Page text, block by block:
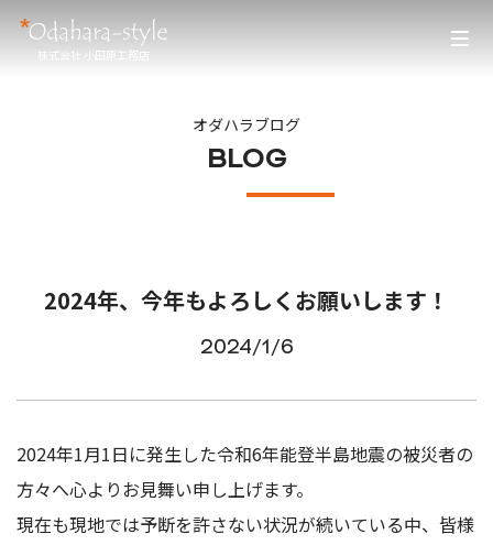
株式会社 小田原工務店
オダハラブログ
BLOG
2024年、今年もよろしくお願いします！
2024/1/6
2024年1月1日に発生した令和6年能登半島地震の被災者の
方々へ心よりお見舞い申し上げます。
現在も現地では予断を許さない状況が続いている中、皆様